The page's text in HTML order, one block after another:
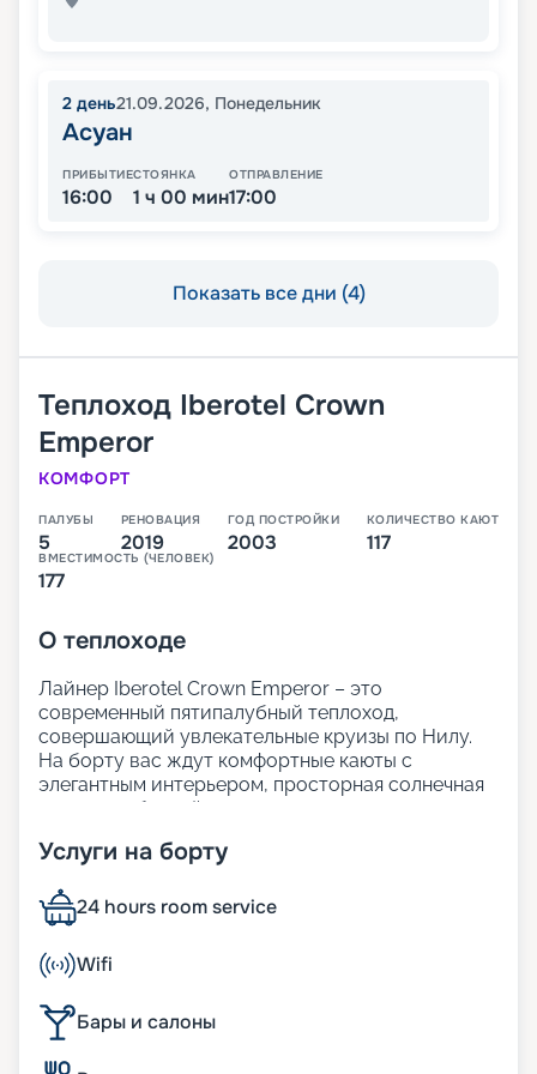
2 день21.09.2026, Понедельник
Асуан
ПРИБЫТИЕ
16:00
СТОЯНКА
1 ч 00 мин
ОТПРАВЛЕНИЕ
17:00
Показать все дни (4)
Теплоход Iberotel Crown
Emperor
КОМФОРТ
ПАЛУБЫ
5
РЕНОВАЦИЯ
2019
ГОД ПОСТРОЙКИ
2003
КОЛИЧЕСТВО КАЮТ
117
ВМЕСТИМОСТЬ (ЧЕЛОВЕК)
177
О теплоходе
Лайнер Iberotel Crown Emperor – это
современный пятипалубный теплоход,
совершающий увлекательные круизы по Нилу.
На борту вас ждут комфортные каюты с
элегантным интерьером, просторная солнечная
терраса с бассейном для отдыха, а также
Гостям предлагается изысканный ресторан с
Iberotel Crown Emperor создан для того, чтобы
ваше путешествие
максимально ярким и незабываемым.
Размещение
На теплоходе находятся 117 кают с одноместным,
Услуги на борту
24 hours room service
Wifi
Бары и салоны